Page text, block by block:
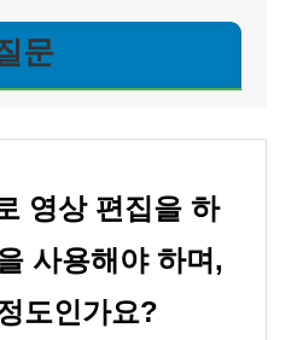
문
영상 편집을 하
사용해야 하며,
도인가요?